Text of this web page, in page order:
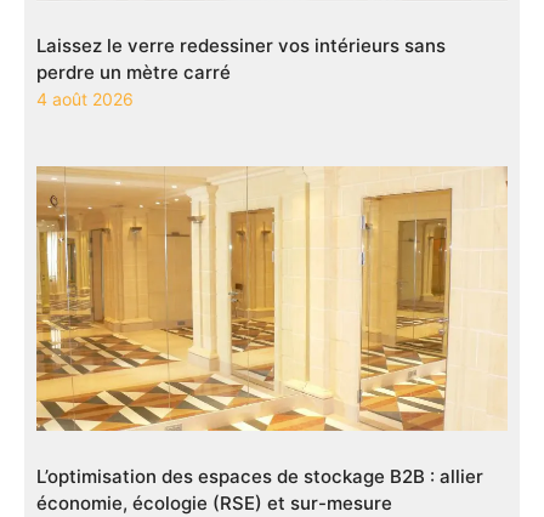
Laissez le verre redessiner vos intérieurs sans
perdre un mètre carré
4 août 2026
L’optimisation des espaces de stockage B2B : allier
économie, écologie (RSE) et sur-mesure